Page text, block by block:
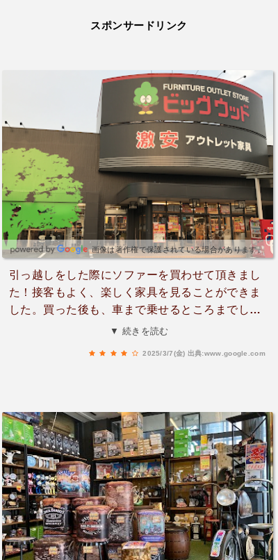
スポンサードリンク
画像は著作権で保護されている場合があります。
引っ越しをした際にソファーを買わせて頂きまし
た！接客もよく、楽しく家具を見ることができま
した。買った後も、車まで乗せるところまでして
くださりとても助かりました！是非みなさんも行
▼ 続きを読む
2025/3/7(金) 出典:www.google.com